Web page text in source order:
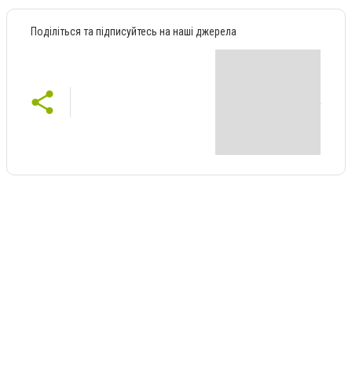
Поділіться та підписуйтесь на наші джерела